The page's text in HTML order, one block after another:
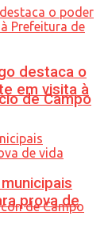
de Campo
destaca o
em visita à
prova de